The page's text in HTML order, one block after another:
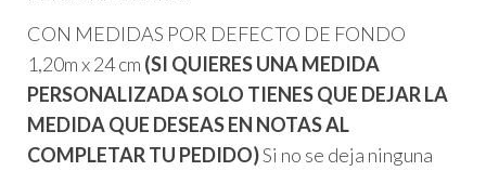
CON MEDIDAS POR DEFECTO DE FONDO
1,20m x 24 cm (SI QUIERES UNA MEDIDA
PERSONALIZADA SOLO TIENES QUE DEJAR LA
MEDIDA QUE DESEAS EN NOTAS AL
COMPLETAR TU PEDIDO)Si no se deja ninguna